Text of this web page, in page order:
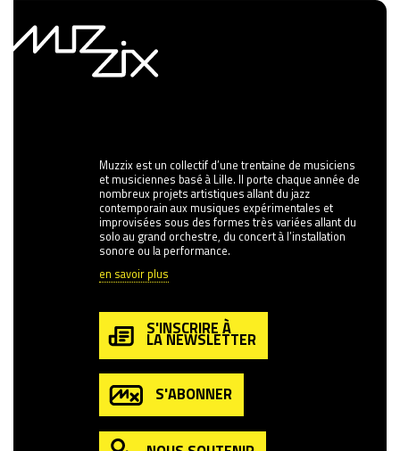
Muzzix est un collectif d’une trentaine de musiciens
et musiciennes basé à Lille. Il porte chaque année de
nombreux projets artistiques allant du jazz
contemporain aux musiques expérimentales et
improvisées sous des formes très variées allant du
solo au grand orchestre, du concert à l’installation
sonore ou la performance.
en savoir plus
S'INSCRIRE À
LA NEWSLETTER
S'ABONNER